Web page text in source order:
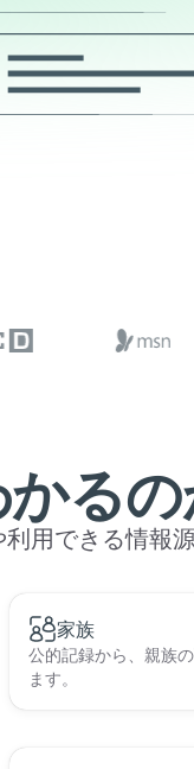
る
用できる情報
家族
公的記録から、親族
ます。